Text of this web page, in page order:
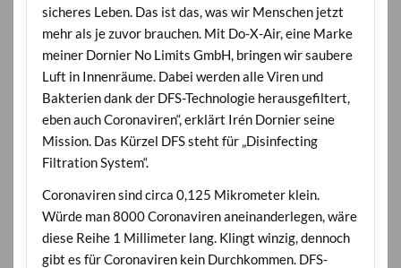
sicheres Leben. Das ist das, was wir Menschen jetzt
mehr als je zuvor brauchen. Mit Do-X-Air, eine Marke
meiner Dornier No Limits GmbH, bringen wir saubere
Luft in Innenräume. Dabei werden alle Viren und
Bakterien dank der DFS-Technologie herausgefiltert,
eben auch Coronaviren“, erklärt Irén Dornier seine
Mission. Das Kürzel DFS steht für „Disinfecting
Filtration System“.
Coronaviren sind circa 0,125 Mikrometer klein.
Würde man 8000 Coronaviren aneinanderlegen, wäre
diese Reihe 1 Millimeter lang. Klingt winzig, dennoch
gibt es für Coronaviren kein Durchkommen. DFS-